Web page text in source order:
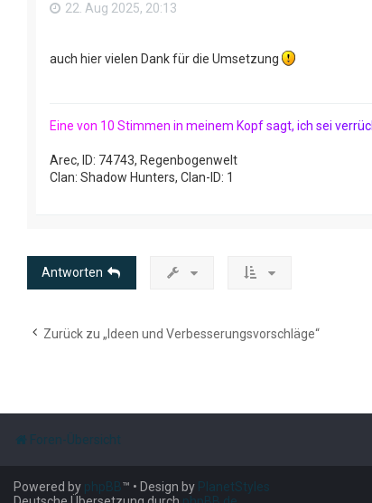
22. Aug 2025, 20:13
auch hier vielen Dank für die Umsetzung
Eine von 10 Stimmen in meinem Kopfsagt, ich sei verrüc
Arec, ID: 74743, Regenbogenwelt
Clan: Shadow Hunters, Clan-ID: 1
Antworten
Zurück zu „Ideen und Verbesserungsvorschläge“
Foren-Übersicht
Powered by phpBB™ • Design by PlanetStyles